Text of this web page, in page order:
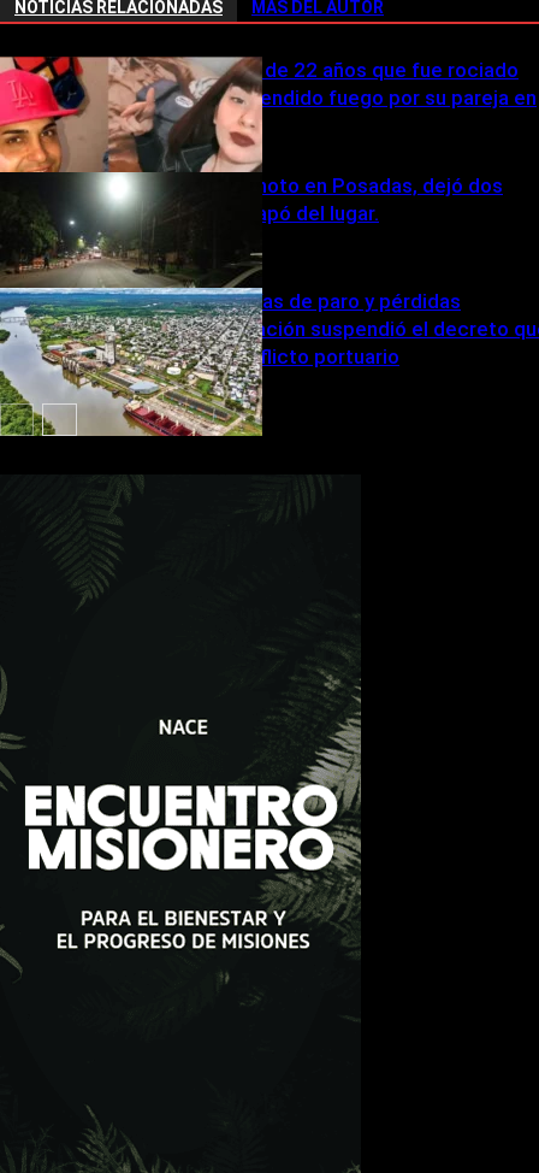
NOTICIAS RELACIONADAS MÁS DEL AUTOR
Murió el joven de 22 años que fue rociado
con nafta y prendido fuego por su pareja en
San Luis
Chocó a una moto en Posadas, dejó dos
heridos y escapó del lugar.
Tras cuatro días de paro y pérdidas
millonarias, Nación suspendió el decreto
desató el conflicto portuario